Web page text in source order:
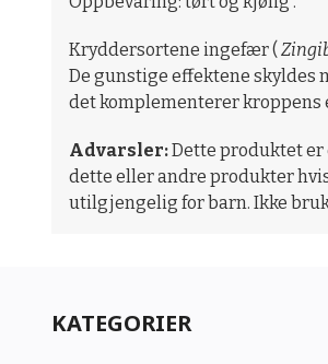
Kryddersortene ingefær (
De gunstige effektene skyldes
det komplementerer kroppens
Advarsler:Dette produktet er
dette eller andre produkter
utilgjengelig for barn. Ikke
KATEGORIER